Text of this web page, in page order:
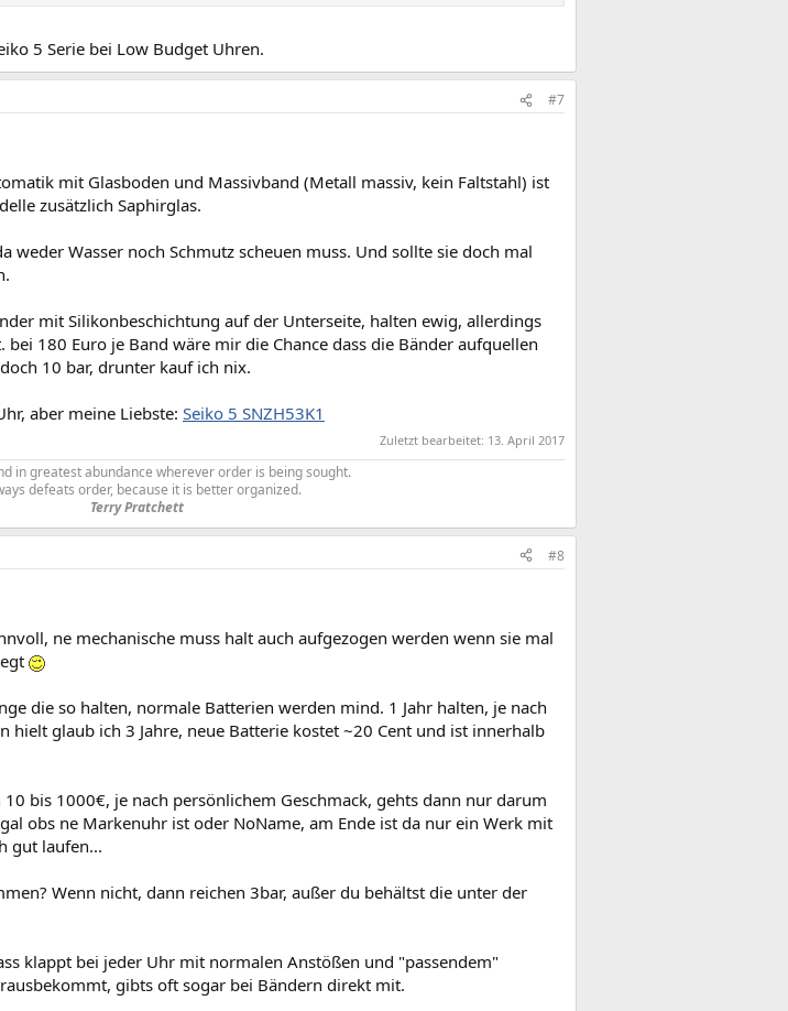
Quarzuhren diverser Hersteller.
an Seiko die Innovationen und z.T. der Preis.
5 Serie bei Low Budget Uhren.
#7
mit Glasboden und Massivband (Metall massiv, kein Faltstahl) ist
zusätzlich Saphirglas.
weder Wasser noch Schmutz scheuen muss. Und sollte sie doch mal
mit Silikonbeschichtung auf der Unterseite, halten ewig, allerdings
180 Euro je Band wäre mir die Chance dass die Bänder aufquellen
10 bar, drunter kauf ich nix.
aber meine Liebste: Seiko 5 SNZH53K1
Zuletzt bearbeitet: 13. April 2017
in greatest abundance wherever order is being sought.
defeats order, because it is better organized.
Terry Pratchett
#8
ne mechanische muss halt auch aufgezogen werden wenn sie mal
die so halten, normale Batterien werden mind. 1 Jahr halten, je nach
hielt glaub ich 3 Jahre, neue Batterie kostet ~20 Cent und ist innerhalb
bis 1000€, je nach persönlichem Geschmack, gehts dann nur darum
obs ne Markenuhr ist oder NoName, am Ende ist da nur ein Werk mit
gut laufen...
Wenn nicht, dann reichen 3bar, außer du behältst die unter der
klappt bei jeder Uhr mit normalen Anstößen und "passendem"
gibts oft sogar bei Bändern direkt mit.